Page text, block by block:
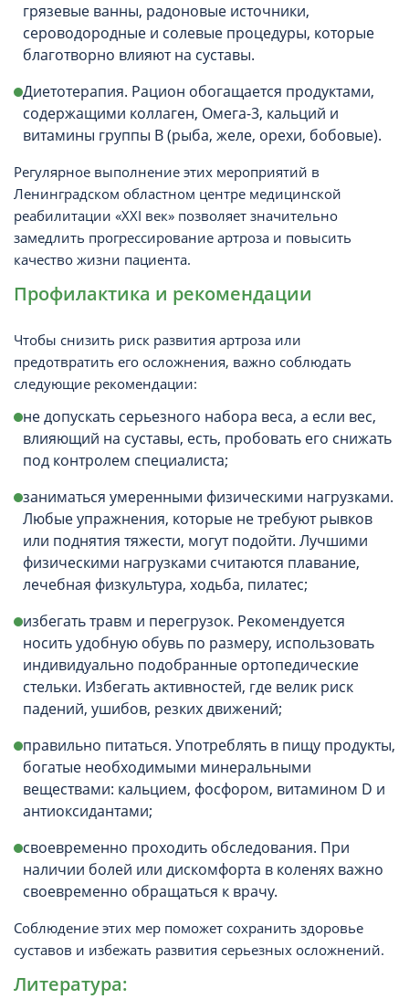
грязевые ванны, радоновые источники,
сероводородные и солевые процедуры, которые
благотворно влияют на суставы.
Диетотерапия. Рацион обогащается продуктами,
содержащими коллаген, Омега-3, кальций и
витамины группы B (рыба, желе, орехи, бобовые).
Регулярное выполнение этих мероприятий в
Ленинградском областном центре медицинской
реабилитации «XXI век» позволяет значительно
замедлить прогрессирование артроза и повысить
качество жизни пациента.
Профилактика и рекомендации
Чтобы снизить риск развития артроза или
предотвратить его осложнения, важно соблюдать
следующие рекомендации:
не допускать серьезного набора веса, а если вес,
влияющий на суставы, есть, пробовать его снижать
под контролем специалиста;
заниматься умеренными физическими нагрузками.
Любые упражнения, которые не требуют рывков
или поднятия тяжести, могут подойти. Лучшими
физическими нагрузками считаются плавание,
лечебная физкультура, ходьба, пилатес;
избегать травм и перегрузок. Рекомендуется
носить удобную обувь по размеру, использовать
индивидуально подобранные ортопедические
стельки. Избегать активностей, где велик риск
падений, ушибов, резких движений;
правильно питаться. Употреблять в пищу продукты,
богатые необходимыми минеральными
веществами: кальцием, фосфором, витамином D и
антиоксидантами;
своевременно проходить обследования. При
наличии болей или дискомфорта в коленях важно
своевременно обращаться к врачу.
Соблюдение этих мер поможет сохранить здоровье
суставов и избежать развития серьезных осложнений.
Литература: